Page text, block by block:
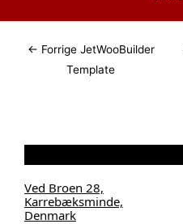
← Forrige JetWooBuilder
Template
Ved Broen 28,
Karrebæksminde,
Denmark